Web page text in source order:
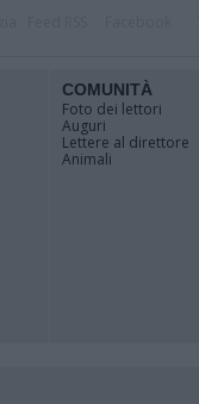
COMUNITÀ
Foto dei lettori
Auguri
Lettere al direttore
Animali